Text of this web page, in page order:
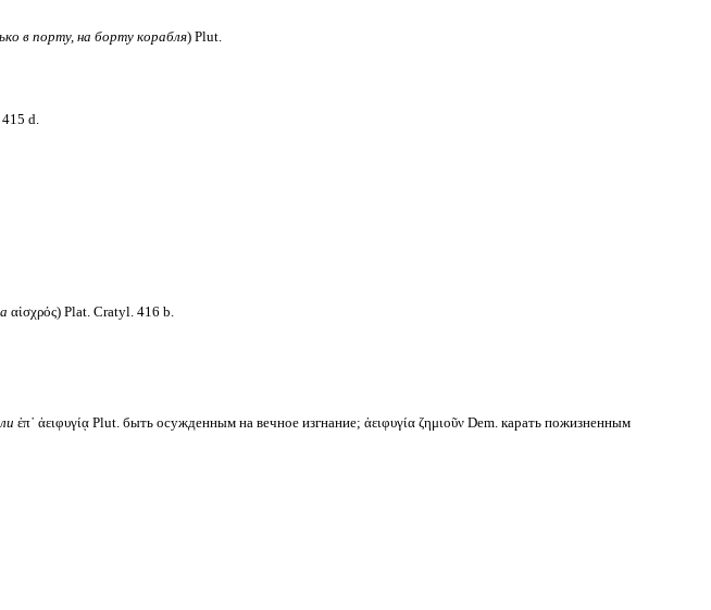
в порту, на борту корабля) Plut.
415 d.
αἰσχρός) Plat. Cratyl. 416 b.
ἐπ᾽ ἀειφυγίᾳ Plut. быть осужденным на вечное изгнание; ἀειφυγία ζημιοῦν Dem. карать пожизненным